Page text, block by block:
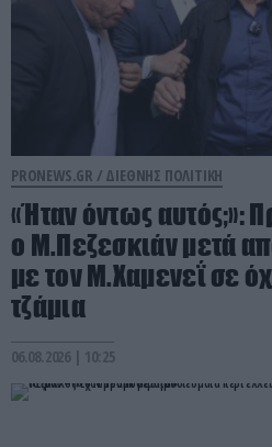
PRONEWS.GR / ΔΙΕΘΝΗΣ ΠΟΛΙΤΙΚΗ
«Ήταν όντως αυτός;»:
ο Μ.Πεζεσκιάν μετά
με τον Μ.Χαμενεΐ σε
τζάμια
06.08.2026 | 10:25